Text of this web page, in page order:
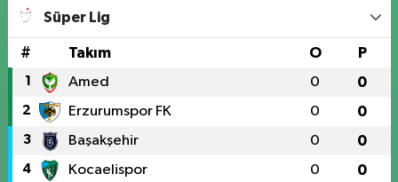
Süper Lig
# Takım O P
1 Amed 0 0
2 Erzurumspor FK 0 0
3 Başakşehir 0 0
4 Kocaelispor 0 0